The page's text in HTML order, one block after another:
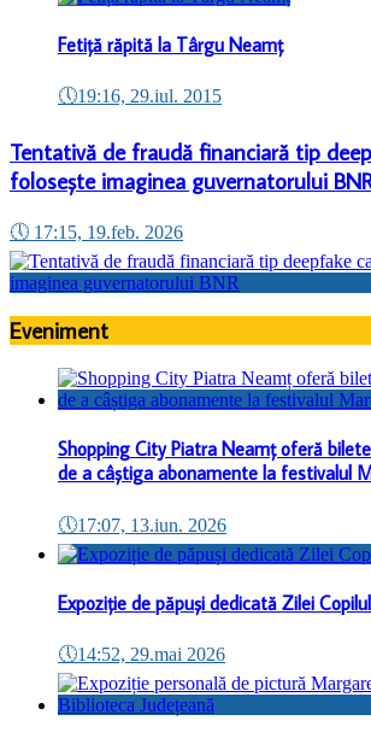
Fetiță răpită la Târgu Neamț
🕔19:16, 29.iul. 2015
Tentativă de fraudă financiară tip
folosește imaginea guvernatorului
🕔 17:15, 19.feb. 2026
Eveniment
Shopping City Piatra Neamț oferă
de a câștiga abonamente la festivalul
🕔17:07, 13.iun. 2026
Expoziție de păpuși dedicată Zilei
🕔14:52, 29.mai 2026